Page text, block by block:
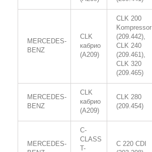
MERCEDES-
BENZ
CLK
кабрио
(A209)
CLK 200
Kompressor
(209.442),
CLK 240
(209.461),
CLK 320
(209.465)
MERCEDES-
BENZ
CLK
кабрио
(A209)
CLK 280
(209.454)
MERCEDES-
C-
CLASS
T-
C 220 CDI